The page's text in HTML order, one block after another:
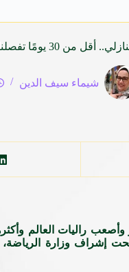
تفصلنا عن انطلاق رالي داكار السعودية 2026
شيماء سيف الدين
إشراف وزارة